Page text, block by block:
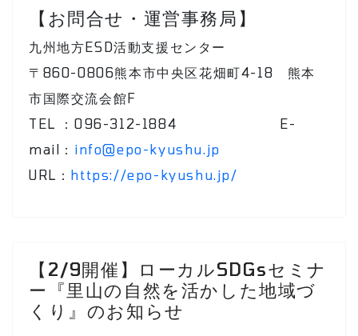
【お問合せ・運営事務局】
九州地方ESD活動支援センター
〒860-0806熊本市中央区花畑町4-18 熊本
市国際交流会館F
TEL ：096-312-1884 E-
mail： info@epo-kyushu.jp
URL： https://epo-kyushu.jp/
【2/9開催】ローカルSDGsセミナ
ー『里山の自然を活かした地域づ
くり』のお知らせ